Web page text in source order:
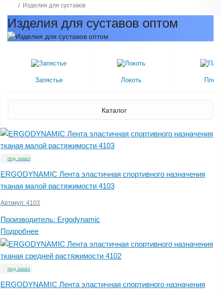
Изделия для суставов
Изделия для суставов оптом
Запястье Локоть
Каталог
под заказ
ERGODYNAMIC Лента эластичная спортивного назначения
тканая малой растяжимости 4103
Артикул: 4103
Производитель: Ergodynamic
Подробнее
под заказ
ERGODYNAMIC Лента эластичная спортивного назначения